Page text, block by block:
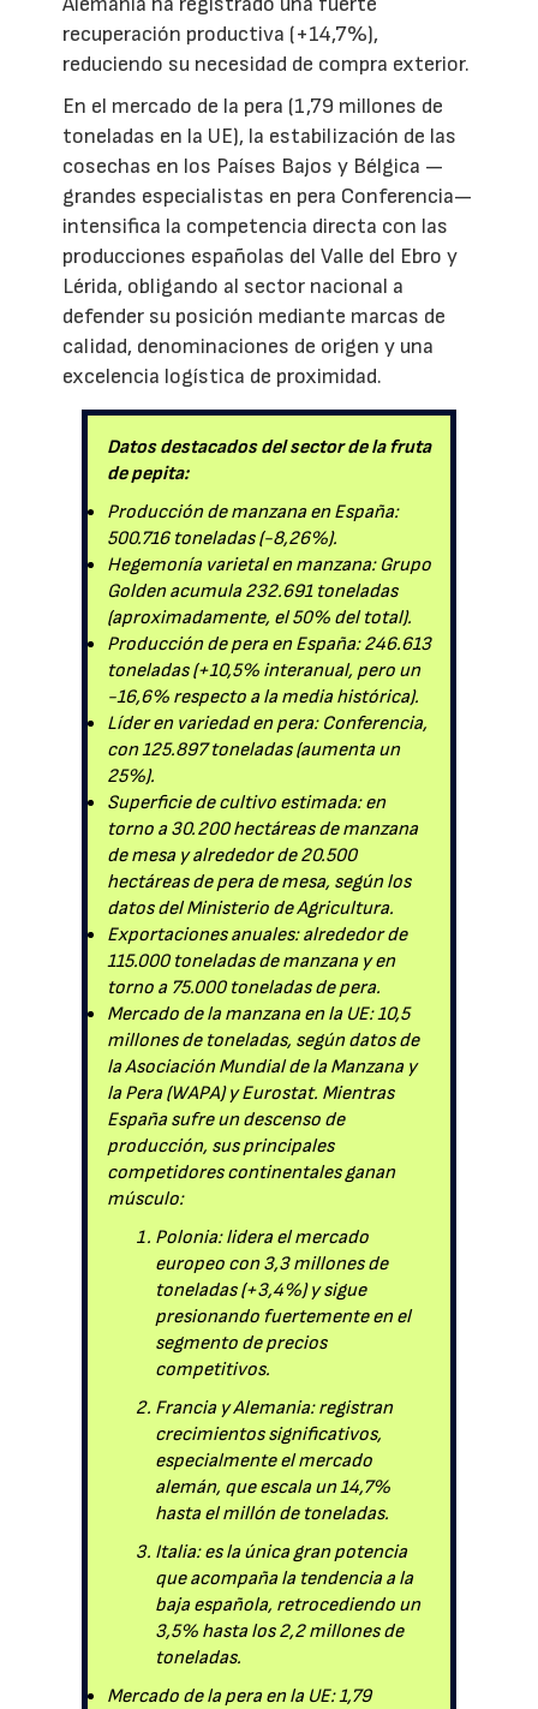
recuperación productiva (+14,7%),
reduciendo su necesidad de compra exterior.
En el mercado de la pera (1,79 millones de
toneladas en la UE), la estabilización de las
cosechas en los Países Bajos y Bélgica —
grandes especialistas en pera Conferencia—
intensifica la competencia directa con las
producciones españolas del Valle del Ebro y
Lérida, obligando al sector nacional a
defender su posición mediante marcas de
calidad, denominaciones de origen y una
excelencia logística de proximidad.
Datos destacados del sector de la fruta
de pepita:
Producción de manzana en España:
500.716 toneladas (-8,26%).
Hegemonía varietal en manzana: Grupo
Golden acumula 232.691 toneladas
(aproximadamente, el 50% del total).
Producción de pera en España: 246.613
toneladas (+10,5% interanual, pero un
-16,6% respecto a la media histórica).
Líder en variedad en pera: Conferencia,
con 125.897 toneladas (aumenta un
25%).
Superficie de cultivo estimada: en
torno a 30.200 hectáreas de manzana
de mesa y alrededor de 20.500
hectáreas de pera de mesa, según los
datos del Ministerio de Agricultura.
Exportaciones anuales: alrededor de
115.000 toneladas de manzana y en
torno a 75.000 toneladas de pera.
Mercado de la manzana en la UE: 10,5
millones de toneladas, según datos de
la Asociación Mundial de la Manzana y
la Pera (WAPA) y Eurostat. Mientras
España sufre un descenso de
producción, sus principales
competidores continentales ganan
músculo:
Polonia: lidera el mercado
europeo con 3,3 millones de
toneladas (+3,4%) y sigue
presionando fuertemente en el
segmento de precios
competitivos.
Francia y Alemania: registran
crecimientos significativos,
especialmente el mercado
alemán, que escala un 14,7%
hasta el millón de toneladas.
Italia: es la única gran potencia
que acompaña la tendencia a la
baja española, retrocediendo un
3,5% hasta los 2,2 millones de
toneladas.
Mercado de la pera en la UE: 1,79